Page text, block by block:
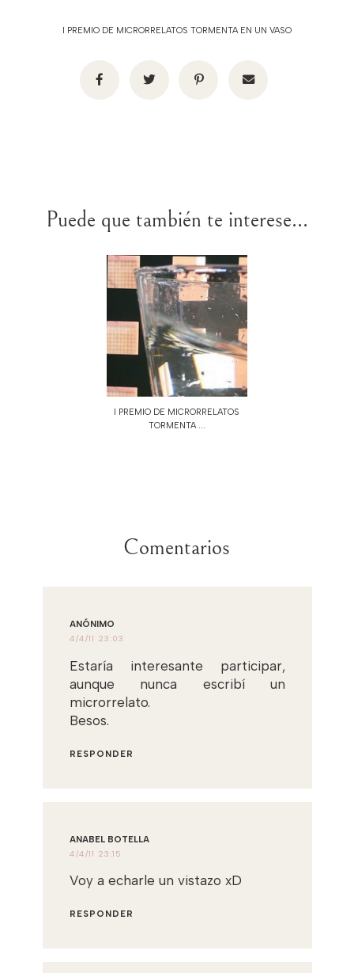
I PREMIO DE MICRORRELATOS TORMENTA EN UN VASO
Puede que también te interese...
I PREMIO DE MICRORRELATOS
TORMENTA ...
Comentarios
ANÓNIMO
4/4/11 23:03
Estaría interesante participar,
aunque nunca escribí un
microrrelato.
Besos.
RESPONDER
ANABEL BOTELLA
4/4/11 23:15
Voy a echarle un vistazo xD
RESPONDER